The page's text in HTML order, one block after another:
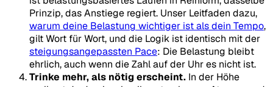
Prinzip, das Anstiege regiert. Unser Leitfaden dazu,
warum deine Belastung wichtiger ist als dein Tempo,
gilt Wort für Wort, und die Logik ist identisch mit der
steigungsangepassten Pace: Die Belastung bleibt
ehrlich, auch wenn die Zahl auf der Uhr es nicht ist.
Trinke mehr, als nötig erscheint. In der Höhe